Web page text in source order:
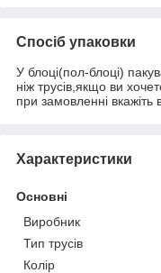
Спосіб упаковки
У блоці(пол-блоці)
ніж трусів,якщо ви
при замовленні вкажіть
Характеристики
Основні
Виробник
Тип трусів
Колір